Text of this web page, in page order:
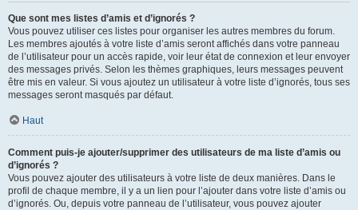
Que sont mes listes d’amis et d’ignorés ?
Vous pouvez utiliser ces listes pour organiser les autres membres du forum.
Les membres ajoutés à votre liste d’amis seront affichés dans votre panneau
de l’utilisateur pour un accès rapide, voir leur état de connexion et leur envoyer
des messages privés. Selon les thèmes graphiques, leurs messages peuvent
être mis en valeur. Si vous ajoutez un utilisateur à votre liste d’ignorés, tous ses
messages seront masqués par défaut.
Haut
Comment puis-je ajouter/supprimer des utilisateurs de ma liste d’amis ou
d’ignorés ?
Vous pouvez ajouter des utilisateurs à votre liste de deux manières. Dans le
profil de chaque membre, il y a un lien pour l’ajouter dans votre liste d’amis ou
d’ignorés. Ou, depuis votre panneau de l’utilisateur, vous pouvez ajouter